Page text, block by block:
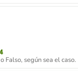
Falso, según sea el caso.